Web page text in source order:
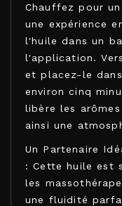
Chauffez pour
une expérience
l'huile dans un
l'application.
et placez-le
environ cinq
libère les
ainsi une
Un Partenaire
: Cette huile est
les
une fluidité